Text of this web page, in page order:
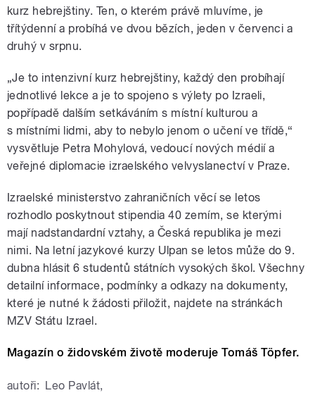
kurz hebrejštiny. Ten, o kterém právě mluvíme, je
třítýdenní a probíhá ve dvou bězích, jeden v červenci a
druhý v srpnu.
„Je to intenzivní kurz hebrejštiny, každý den probíhají
jednotlivé lekce a je to spojeno s výlety po Izraeli,
popřípadě dalším setkáváním s místní kulturou a
s místními lidmi, aby to nebylo jenom o učení ve třídě,“
vysvětluje Petra Mohylová, vedoucí nových médií a
veřejné diplomacie izraelského velvyslanectví v Praze.
Izraelské ministerstvo zahraničních věcí se letos
rozhodlo poskytnout stipendia 40 zemím, se kterými
mají nadstandardní vztahy, a Česká republika je mezi
nimi. Na letní jazykové kurzy Ulpan se letos může do 9.
dubna hlásit 6 studentů státních vysokých škol. Všechny
detailní informace, podmínky a odkazy na dokumenty,
které je nutné k žádosti přiložit, najdete na stránkách
MZV Státu Izrael.
Magazín o židovském životě moderuje Tomáš Töpfer.
autoři: Leo Pavlát,